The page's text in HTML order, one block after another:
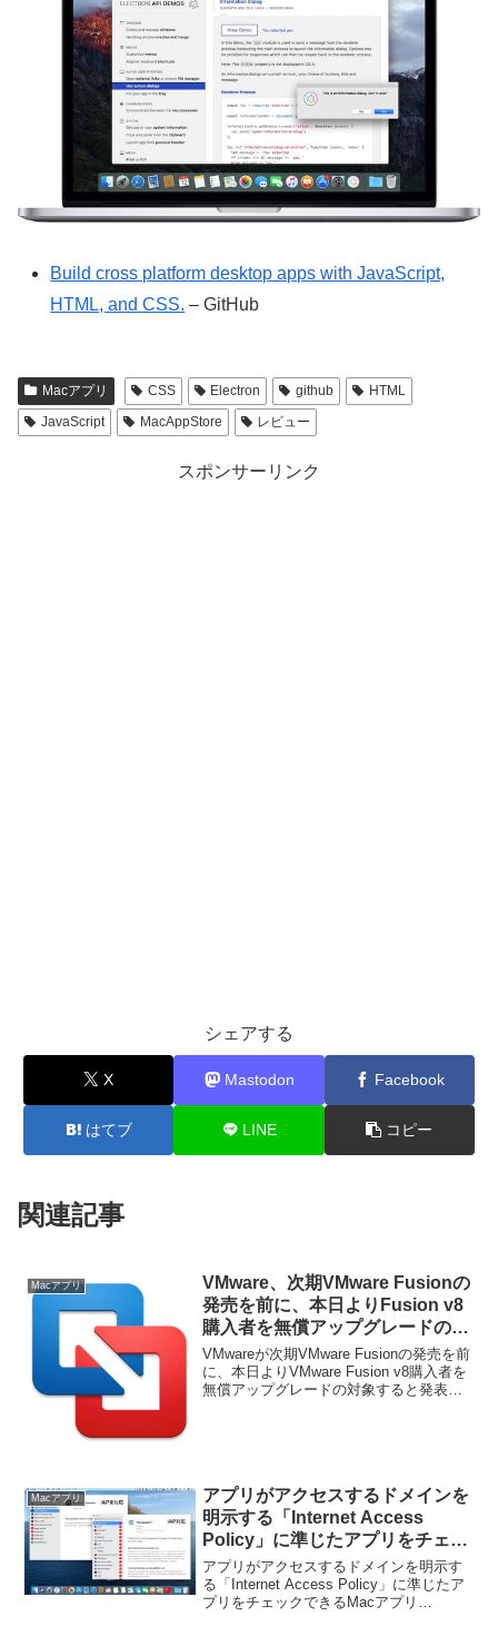
Build cross platform desktop apps with JavaScript,
HTML, and CSS. – GitHub
Macアプリ CSS Electron github
HTML
JavaScript
MacAppStore レビュー
スポンサーリンク
シェアする
X Mastodon Facebook
はてブ LINE コピー
関連記事
Macアプリ
VMware、次期VMware Fusionの
発売を前に、本日よりFusion v8
購入者を無償アップグレードの対
象に。
VMwareが次期VMware Fusionの発売を前
に、本日よりVMware Fusion v8購入者を
無償アップグレードの対象すると発表し
Macアプリ
アプリがアクセスするドメインを
明示する「Internet Access
Policy」に準じたアプリをチェッ
クできるMacアプリ「IAP
Viewer」がリリース。
アプリがアクセスするドメインを明示す
る「Internet Access Policy」に準じたア
プリをチェックできるMacアプリ